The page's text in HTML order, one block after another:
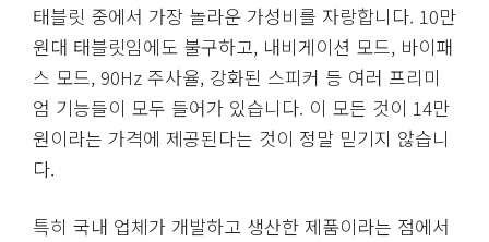
태블릿 중에서 가장 놀라운 가성비를 자랑합니다. 10만
원대 태블릿임에도 불구하고, 내비게이션 모드, 바이패
스 모드, 90Hz 주사율, 강화된 스피커 등 여러 프리미
엄 기능들이 모두 들어가 있습니다. 이 모든 것이 14만
원이라는 가격에 제공된다는 것이 정말 믿기지 않습니
다.
특히 국내 업체가 개발하고 생산한 제품이라는 점에서